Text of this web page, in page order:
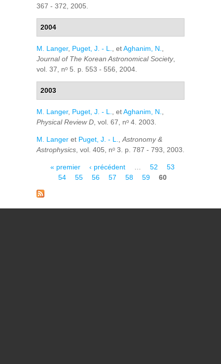
367 - 372, 2005.
2004
M. Langer, Puget, J. - L. , etAghanim, N.
Journal of The Korean Astronomical Society,
vol. 37, nᵒ 5. p. 553 - 556, 2004.
2003
M. Langer, Puget, J. - L. , etAghanim, N.
Physical Review D , vol. 67, nᵒ 4. 2003.
M. Langer et Puget, J. - L.
Astronomy &
Astrophysics , vol. 405, nᵒ 3. p. 787 - 793, 2003.
Pages
« premier ‹ précédent 52
53
54
55 56 57 58 59 60